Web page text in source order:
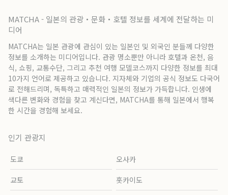
MATCHA - 일본의 관광・문화・호텔 정보를 세계에 전달하는 미
디어
MATCHA는 일본 관광에 관심이 있는 일본인 및 외국인 분들께 다양한
정보를 소개하는 미디어입니다. 관광 명소뿐만 아니라 호텔과 온천, 음
식, 쇼핑, 교통수단, 그리고 추천 여행 모델코스까지 다양한 정보를 최대
10가지 언어로 제공하고 있습니다. 지자체와 기업의 공식 정보도 다국어
로 전해드리며, 독특하고 매력적인 일본의 정보가 가득합니다. 인생에
색다른 변화와 경험을 찾고 계신다면, MATCHA를 통해 일본에서 행복
한 시간을 경험해 보세요.
인기 관광지
도쿄 오사카
교토 홋카이도